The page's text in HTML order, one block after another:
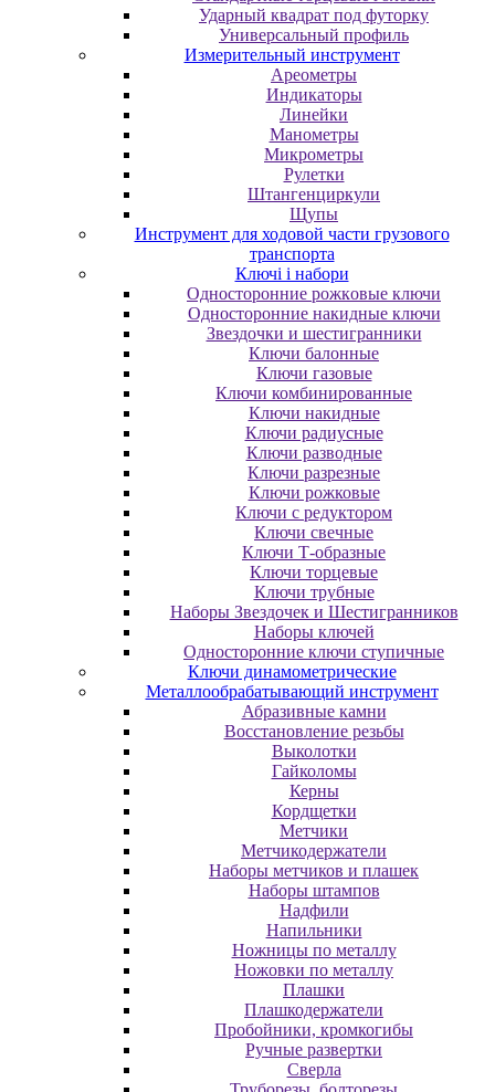
Ударный квадрат под футорку
Универсальный профиль
Измерительный инструмент
Ареометры
Индикаторы
Линейки
Манометры
Микрометры
Рулетки
Штангенциркули
Щупы
Инструмент для ходовой части грузового
транспорта
Ключі і набори
Oднocтopoнниe poжкoвыe ключи
Oднocтopoнниe нaкидныe ключи
Звездочки и шестигранники
Ключи балонные
Ключи газовые
Ключи комбинированные
Ключи накидные
Ключи радиусные
Ключи разводные
Ключи разрезные
Ключи рожковые
Ключи с редуктором
Ключи свечные
Ключи Т-образные
Ключи торцевые
Ключи трубные
Наборы Звездочек и Шестигранников
Наборы ключей
Односторонние ключи ступичные
Ключи динамометрические
Металлообрабатывающий инструмент
Абразивные камни
Восстановление резьбы
Выколотки
Гайколомы
Керны
Кордщетки
Метчики
Метчикодержатели
Наборы метчиков и плашек
Наборы штампов
Надфили
Напильники
Ножницы по металлу
Ножовки по металлу
Плашки
Плашкодержатели
Пробойники, кромкогибы
Ручные развертки
Сверла